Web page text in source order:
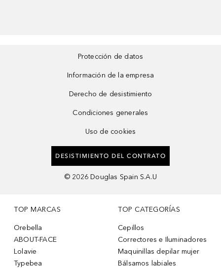
Protección de datos
Información de la empresa
Derecho de desistimiento
Condiciones generales
Uso de cookies
DESISTIMIENTO DEL CONTRATO
© 2026 Douglas Spain S.A.U
TOP MARCAS
Orebella
ABOUT-FACE
Lolavie
Typebea
TOP CATEGORÍAS
Cepillos
Correctores e Iluminadores
Maquinillas depilar mujer
Bálsamos labiales